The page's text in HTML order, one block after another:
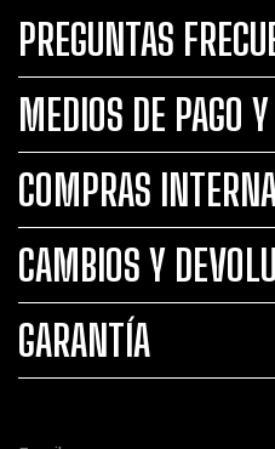
PREGUNTAS
MEDIOS DE PAGO
COMPRAS
CAMBIOS Y
GARANTÍA